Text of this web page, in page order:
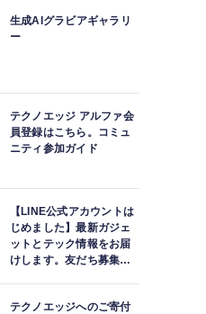
生成AIグラビアギャラリ
ー
テクノエッジ アルファ会
員登録はこちら。コミュ
ニティ参加ガイド
【LINE公式アカウントは
じめました】最新ガジェ
ットとテック情報をお届
けします。友だち募集
テクノエッジへのご寄付